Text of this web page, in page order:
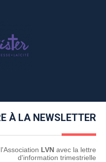
À LA NEWSLETTER
LVN avec la lettre
d'information trimestrielle